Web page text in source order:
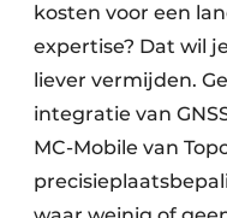
kosten voor een
expertise? Dat wil
liever vermijden.
integratie van
MC-Mobile van